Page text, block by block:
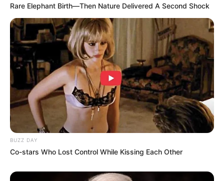
Aisyah Aqilah
Serba Putih, 10 Potret
Rumah Diah Permatasari
Bergaya Eropa
Rare Elephant Birth—Then Nature Delivered A Second Shock
BUZZ DAY
Co-stars Who Lost Control While Kissing Each Other